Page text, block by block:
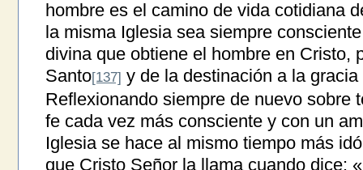
hombre es el camino de vida cotidiana
la misma Iglesia sea siempre
divina que obtiene el hombre en Cristo,
Santo[137] y de la destinación a la
Reflexionando siempre de nuevo sobre
fe cada vez más consciente y con un
Iglesia se hace al mismo tiempo más
que Cristo Señor la llama cuando dice: